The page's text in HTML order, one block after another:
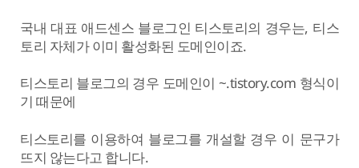
국내 대표 애드센스 블로그인 티스토리의 경우는, 티스
토리 자체가 이미 활성화된 도메인이죠.
티스토리 블로그의 경우 도메인이 ~.tistory.com 형식이
기 때문에
티스토리를 이용하여 블로그를 개설할 경우 이 문구가
뜨지 않는다고 합니다.